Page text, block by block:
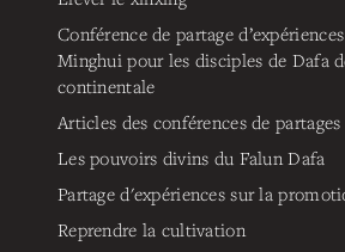
Conférence de partage
Minghui pour les disciples de Dafa
continentale
Articles des conférences de
Les pouvoirs divins du Falun Dafa
Partage d'expériences sur la
Reprendre la cultivation